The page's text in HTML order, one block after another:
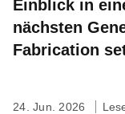
Einblick in
nächsten
Fabrication
24. Jun. 2026